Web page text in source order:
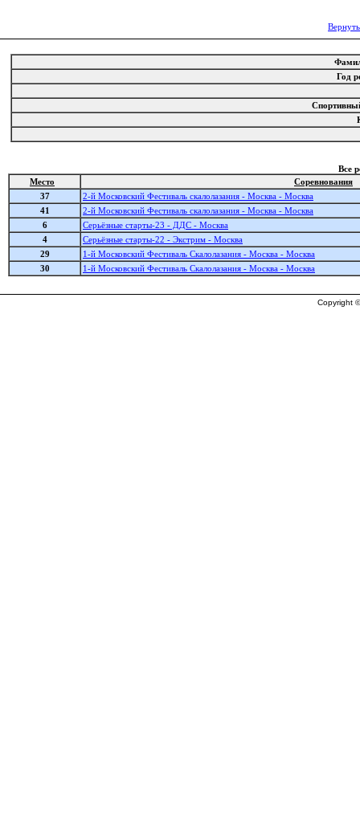
Год
Все
Место
Соревнования
37
2-й Московский Фестиваль скалолазания - Москва - Москва
41
2-й Московский Фестиваль скалолазания - Москва - Москва
6
Серьёзные старты-23 - ДДС - Москва
4
Серьёзные старты-22 - Экстрим - Москва
29
1-й Московский Фестиваль Скалолазания - Москва - Москва
30
1-й Московский Фестиваль Скалолазания - Москва - Москва
Copyright